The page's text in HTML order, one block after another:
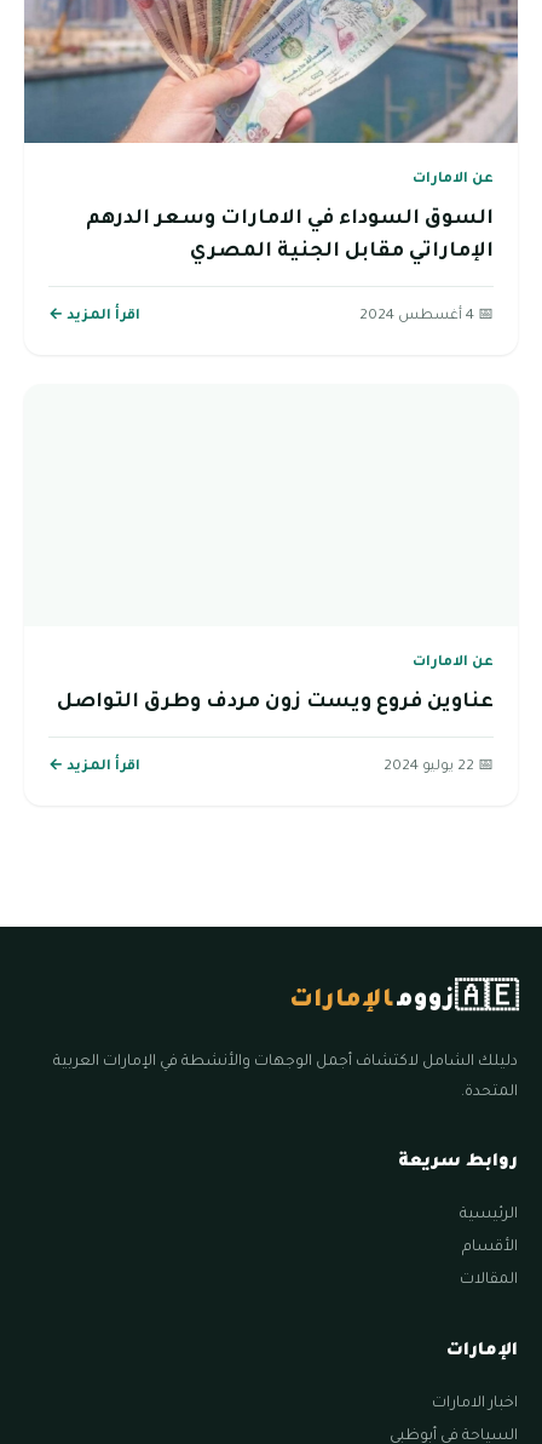
عن الامارات
السوق السوداء في الامارات وسعر الدرهم
الإماراتي مقابل الجنية المصري
📅 4 أغسطس 2024 اقرأ المزيد ←
عن الامارات
عناوين فروع ويست زون مردف وطرق التواصل
📅 22 يوليو 2024 اقرأ المزيد ←
🇦🇪زوومالإمارات
دليلك الشامل لاكتشاف أجمل الوجهات والأنشطة في الإمارات العربية
المتحدة.
روابط سريعة
الرئيسية
الأقسام
المقالات
الإمارات
اخبار الامارات
السياحة في أبوظبي